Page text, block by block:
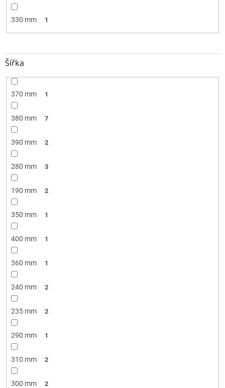
330 mm 1
Šířka
370 mm 1
380 mm 7
390 mm 2
280 mm 3
190 mm 2
350 mm 1
400 mm 1
360 mm 1
240 mm 2
235 mm 2
290 mm 1
310 mm 2
300 mm 2